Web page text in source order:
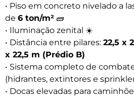
• Piso em concreto nivelado a
de 6 ton/m² 🧱
• Iluminação zenital ☀️
• Distância entre pilares: 22,5 x
x 22,5 m (Prédio B)
• Sistema completo de
(hidrantes, extintores e
• Docas elevadas para